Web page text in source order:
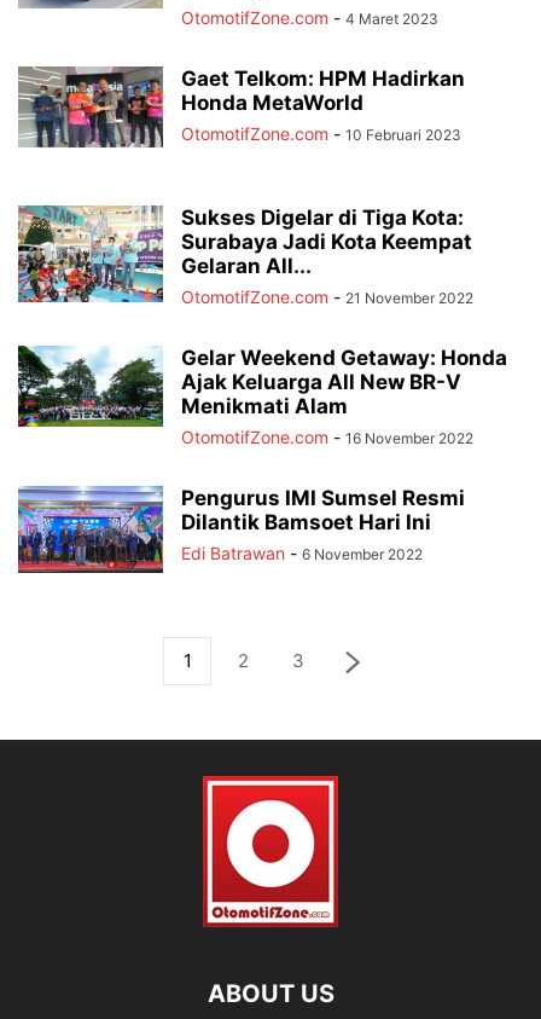
OtomotifZone.com - 4 Maret 2023
Gaet Telkom: HPM Hadirkan
Honda MetaWorld
OtomotifZone.com - 10 Februari 2023
Sukses Digelar di Tiga Kota:
Surabaya Jadi Kota Keempat
Gelaran All...
OtomotifZone.com - 21 November 2022
Gelar Weekend Getaway: Honda
Ajak Keluarga All New BR-V
Menikmati Alam
OtomotifZone.com - 16 November 2022
Pengurus IMI Sumsel Resmi
Dilantik Bamsoet Hari Ini
Edi Batrawan - 6 November 2022
1 2 3
ABOUT US